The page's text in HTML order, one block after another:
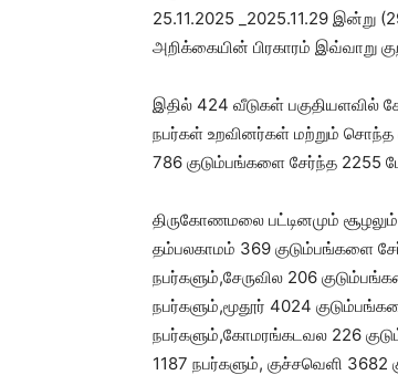
25.11.2025 _2025.11.29 இன்று
அறிக்கையின் பிரகாரம் இவ்வாறு
இதில் 424 வீடுகள் பகுதியளவில்
நபர்கள் உறவினர்கள் மற்றும் சொந்த
786 குடும்பங்களை சேர்ந்த
திருகோணமலை பட்டினமும் சூழலும்
தம்பலகாமம் 369 குடும்பங்களை
நபர்களும்,சேருவில 206
நபர்களும்,மூதூர் 4024
நபர்களும்,கோமரங்கடவல 226
1187 நபர்களும், குச்சவெளி